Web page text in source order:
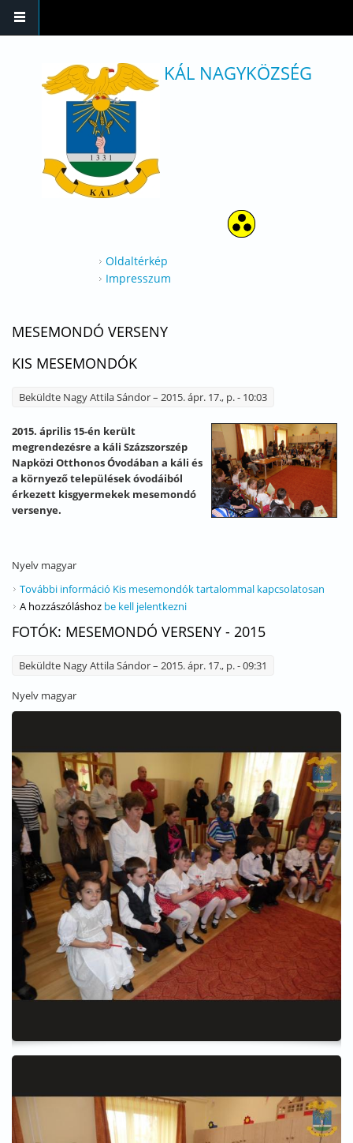
KÁL NAGYKÖZSÉG
Oldaltérkép
Impresszum
MESEMONDÓ VERSENY
KIS MESEMONDÓK
Beküldte Nagy Attila Sándor– 2015. ápr. 17., p. - 10:03
2015. április 15-én került
megrendezésre a káli Százszorszép
Napközi Otthonos Óvodában a káli és
a környező települések óvodáiból
érkezett kisgyermekek mesemondó
versenye.
Nyelv magyar
További információ Kis mesemondók tartalommal kapcsolatosan
A hozzászóláshoz be kell jelentkezni
FOTÓK: MESEMONDÓ VERSENY - 2015
Beküldte Nagy Attila Sándor– 2015. ápr. 17., p. - 09:31
Nyelv magyar